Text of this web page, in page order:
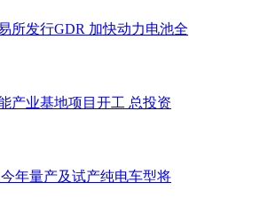
所发行GDR 加快动力电池全
产业基地项目开工 总投资
年量产及试产纯电车型将